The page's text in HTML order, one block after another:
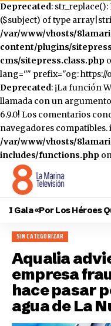
Deprecated:
($subject) of type
/var/www/vhosts/
content/plugins/
cms/sitepress.class.php
lang="" prefix="og: https://
Deprecated: ¡La función
llamada con un
6.9.0! Los comentarios
navegadores compatibles.
/var/www/vhosts/
includes/functions.php
I Gala «Por Los Héroes
SIN CATEGORIZAR
Aqualia
empresa
hace pasar
agua de La